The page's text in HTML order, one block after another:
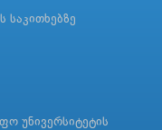
საკითხებზე
უნივერსიტეტის